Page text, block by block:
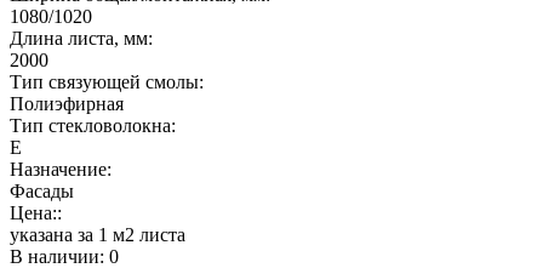
1080/1020
Длина листа, мм:
2000
Тип связующей смолы:
Полиэфирная
Тип стекловолокна:
Е
Назначение:
Фасады
Цена::
указана за 1 м2 листа
В наличии: 0